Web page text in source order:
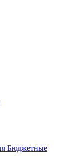
Бюджетные